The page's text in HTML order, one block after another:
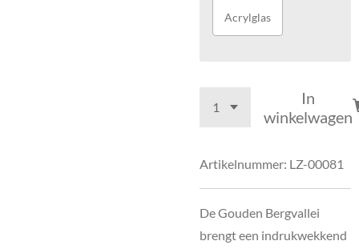
Acrylglas
In
winkelwagen
Artikelnummer: LZ-00081
De Gouden Bergvallei
brengt een indrukwekkend